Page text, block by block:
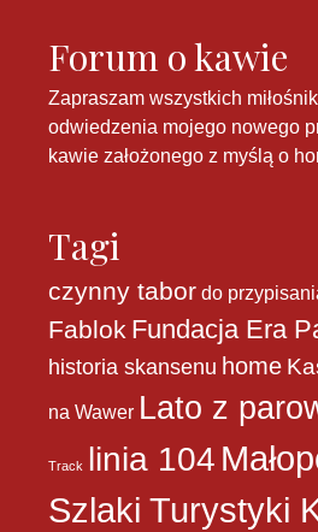
Forum o kawie
Zapraszam wszystkich
odwiedzenia mojego nowego
kawie założonego z myślą o
Tagi
czynny tabor do
Fablok Fundacja Era
historia skansenu home
na Wawer Lato z
Track linia 104
Szlaki Turystyki